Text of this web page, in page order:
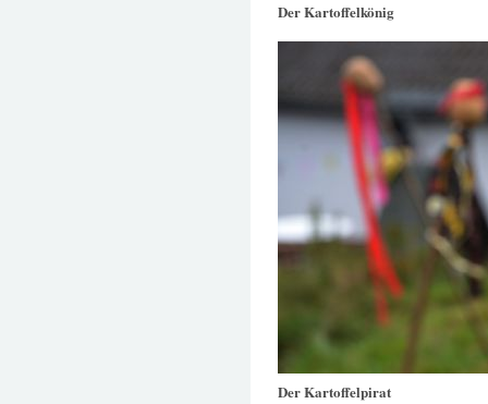
Der Kartoffelkönig
Der Kartoffelpirat